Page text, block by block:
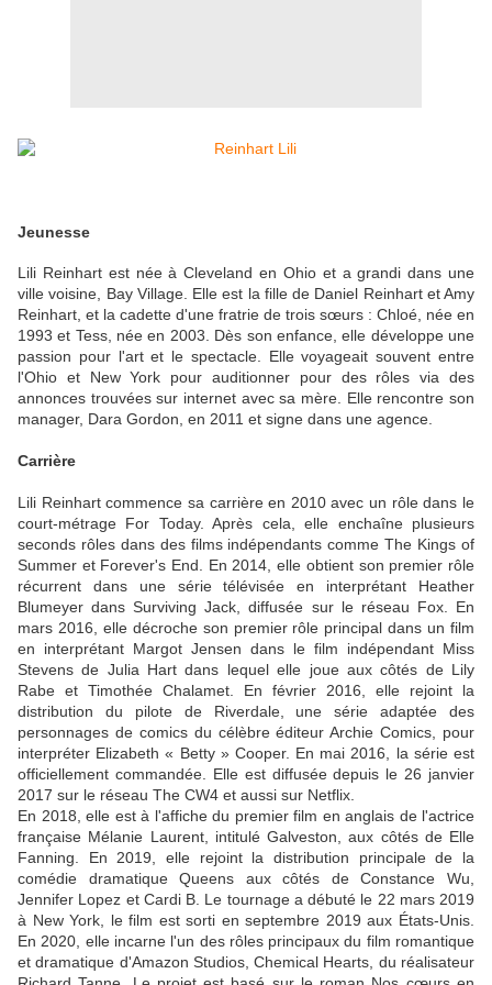
Jeunesse
Lili Reinhart est née à Cleveland en Ohio et a grandi dans une
ville voisine, Bay Village. Elle est la fille de Daniel Reinhart et Amy
Reinhart, et la cadette d'une fratrie de trois sœurs : Chloé, née en
1993 et Tess, née en 2003. Dès son enfance, elle développe une
passion pour l'art et le spectacle. Elle voyageait souvent entre
l'Ohio et New York pour auditionner pour des rôles via des
annonces trouvées sur internet avec sa mère. Elle rencontre son
manager, Dara Gordon, en 2011 et signe dans une agence.
Carrière
Lili Reinhart commence sa carrière en 2010 avec un rôle dans le
court-métrage For Today. Après cela, elle enchaîne plusieurs
seconds rôles dans des films indépendants comme The Kings of
Summer et Forever's End. En 2014, elle obtient son premier rôle
récurrent dans une série télévisée en interprétant Heather
Blumeyer dans Surviving Jack, diffusée sur le réseau Fox. En
mars 2016, elle décroche son premier rôle principal dans un film
en interprétant Margot Jensen dans le film indépendant Miss
Stevens de Julia Hart dans lequel elle joue aux côtés de Lily
Rabe et Timothée Chalamet. En février 2016, elle rejoint la
distribution du pilote de Riverdale, une série adaptée des
personnages de comics du célèbre éditeur Archie Comics, pour
interpréter Elizabeth « Betty » Cooper. En mai 2016, la série est
officiellement commandée. Elle est diffusée depuis le 26 janvier
2017 sur le réseau The CW4 et aussi sur Netflix.
En 2018, elle est à l'affiche du premier film en anglais de l'actrice
française Mélanie Laurent, intitulé Galveston, aux côtés de Elle
Fanning. En 2019, elle rejoint la distribution principale de la
comédie dramatique Queens aux côtés de Constance Wu,
Jennifer Lopez et Cardi B. Le tournage a débuté le 22 mars 2019
à New York, le film est sorti en septembre 2019 aux États-Unis.
En 2020, elle incarne l'un des rôles principaux du film romantique
et dramatique d'Amazon Studios, Chemical Hearts, du réalisateur